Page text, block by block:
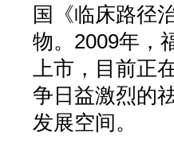
国《临床路径
物。2009年，
上市，目前正
争日益激烈的
发展空间。